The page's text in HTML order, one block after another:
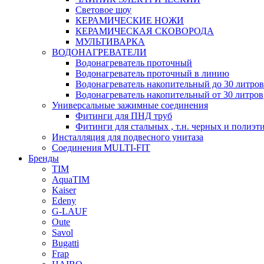
Световое шоу
КЕРАМИЧЕСКИЕ НОЖИ
КЕРАМИЧЕСКАЯ СКОВОРОДА
МУЛЬТИВАРКА
ВОДОНАГРЕВАТЕЛИ
Водонагреватель проточный
Водонагреватель проточный в линию
Водонагреватель накопительный до 30 литров
Водонагреватель накопительный от 30 литров
Универсальные зажимные соединения
Фитинги для ПНД труб
Фитинги для стальных , т.н. черных и
Инсталляция для подвесного унитаза
Соединения MULTI-FIT
Бренды
TIM
AquaTIM
Kaiser
Edeny
G-LAUF
Oute
Savol
Bugatti
Frap